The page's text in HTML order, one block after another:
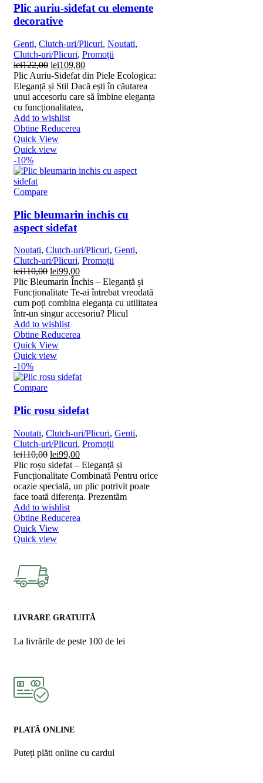
Plic auriu-sidefat cu elemente
decorative
Genti, Clutch-uri/Plicuri, Noutati,
Clutch-uri/Plicuri, Promoții
lei122,00 Prețul
inițial
a
fost:
lei122,00.
lei109,80Prețul
curent
este:
lei109,80.
Plic Auriu-Sidefat din Piele Ecologica:
Eleganță și Stil Dacă ești în căutarea
unui accesoriu care să îmbine eleganța
cu funcționalitatea,
Add to wishlist
Obtine Reducerea
Quick View
Quick view
-10%
Compare
Plic bleumarin inchis cu
aspect sidefat
Noutati, Clutch-uri/Plicuri, Genti,
Clutch-uri/Plicuri, Promoții
lei110,00 Prețul
inițial
a
fost:
lei110,00.
lei99,00Prețul
curent
este:
lei99,00.
Plic Bleumarin Închis – Eleganță și
Funcționalitate Te-ai întrebat vreodată
cum poți combina eleganța cu utilitatea
într-un singur accesoriu? Plicul
Add to wishlist
Obtine Reducerea
Quick View
Quick view
-10%
Compare
Plic rosu sidefat
Noutati, Clutch-uri/Plicuri, Genti,
Clutch-uri/Plicuri, Promoții
lei110,00 Prețul
inițial
a
fost:
lei110,00.
lei99,00Prețul
curent
este:
lei99,00.
Plic roșu sidefat – Eleganță și
Funcționalitate Combinată Pentru orice
ocazie specială, un plic potrivit poate
face toată diferența. Prezentăm
Add to wishlist
Obtine Reducerea
Quick View
Quick view
LIVRARE GRATUITĂ
La livrările de peste 100 de lei
PLATĂ ONLINE
Puteți plăti online cu cardul